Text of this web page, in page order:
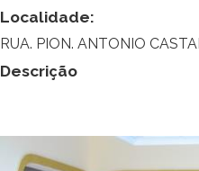
Localidade:
RUA. PION. ANTONIO
Descrição